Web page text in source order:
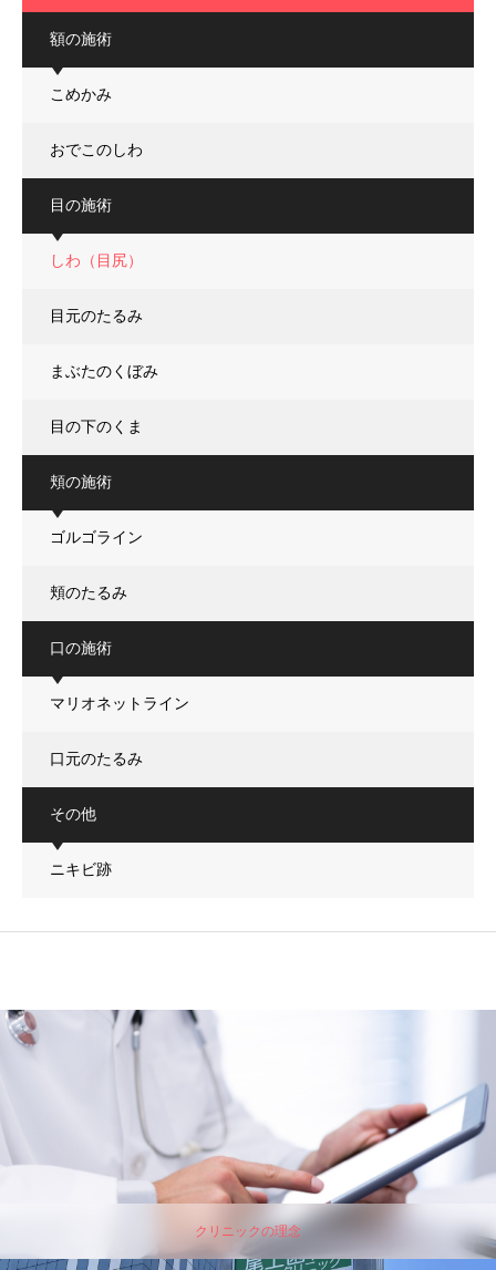
額の施術
こめかみ
おでこのしわ
目の施術
しわ（目尻）
目元のたるみ
まぶたのくぼみ
目の下のくま
頬の施術
ゴルゴライン
頬のたるみ
口の施術
マリオネットライン
口元のたるみ
その他
ニキビ跡
クリニックの理念